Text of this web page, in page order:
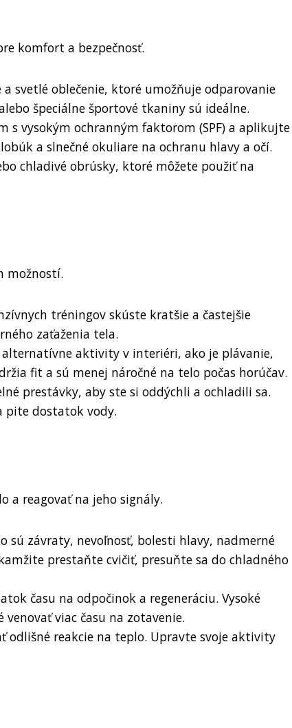
komfort a bezpečnosť.
svetlé oblečenie, ktoré umožňuje odparovanie
špeciálne športové tkaniny sú ideálne.
s vysokým ochranným faktorom (SPF) a aplikujte
a slnečné okuliare na ochranu hlavy a očí.
chladivé obrúsky, ktoré môžete použiť na
možností.
tréningov skúste kratšie a častejšie
zaťaženia tela.
aktivity v interiéri, ako je plávanie,
fit a sú menej náročné na telo počas horúčav.
prestávky, aby ste si oddýchli a ochladili sa.
pite dostatok vody.
a reagovať na jeho signály.
závraty, nevoľnosť, bolesti hlavy, nadmerné
prestaňte cvičiť, presuňte sa do chladného
času na odpočinok a regeneráciu. Vysoké
viac času na zotavenie.
odlišné reakcie na teplo. Upravte svoje aktivity